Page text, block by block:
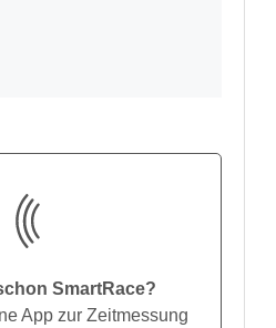
SmartRace?
App zur Zeitmessung